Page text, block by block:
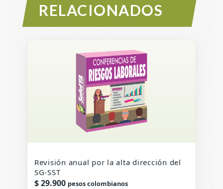
RELACIONADOS
Revisión anual por la alta dirección del
SG-SST
$29.900 pesos colombianos